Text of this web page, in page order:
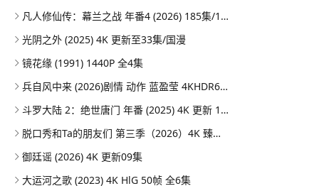
凡人修仙传：幕兰之战‎ 年番4 (2026) 185集/1080P
光阴之外 (2025) 4K 更新至33集/国漫
镜花缘 (1991) 1440P 全4集
兵自风中来 (2026)剧情 动作 蓝盈莹 4KHDR60FPS 更新20集
斗罗大陆 2：绝世唐门 年番 (2025) 4K 更新 164集/国漫
脱口秀和Ta的朋友们 第三季（2026）4K 臻彩MAX+ 50FPS 高码率 更0731期
御廷谣 (2026) 4K 更新09集
大运河之歌 (2023) 4K HlG 50帧 全6集